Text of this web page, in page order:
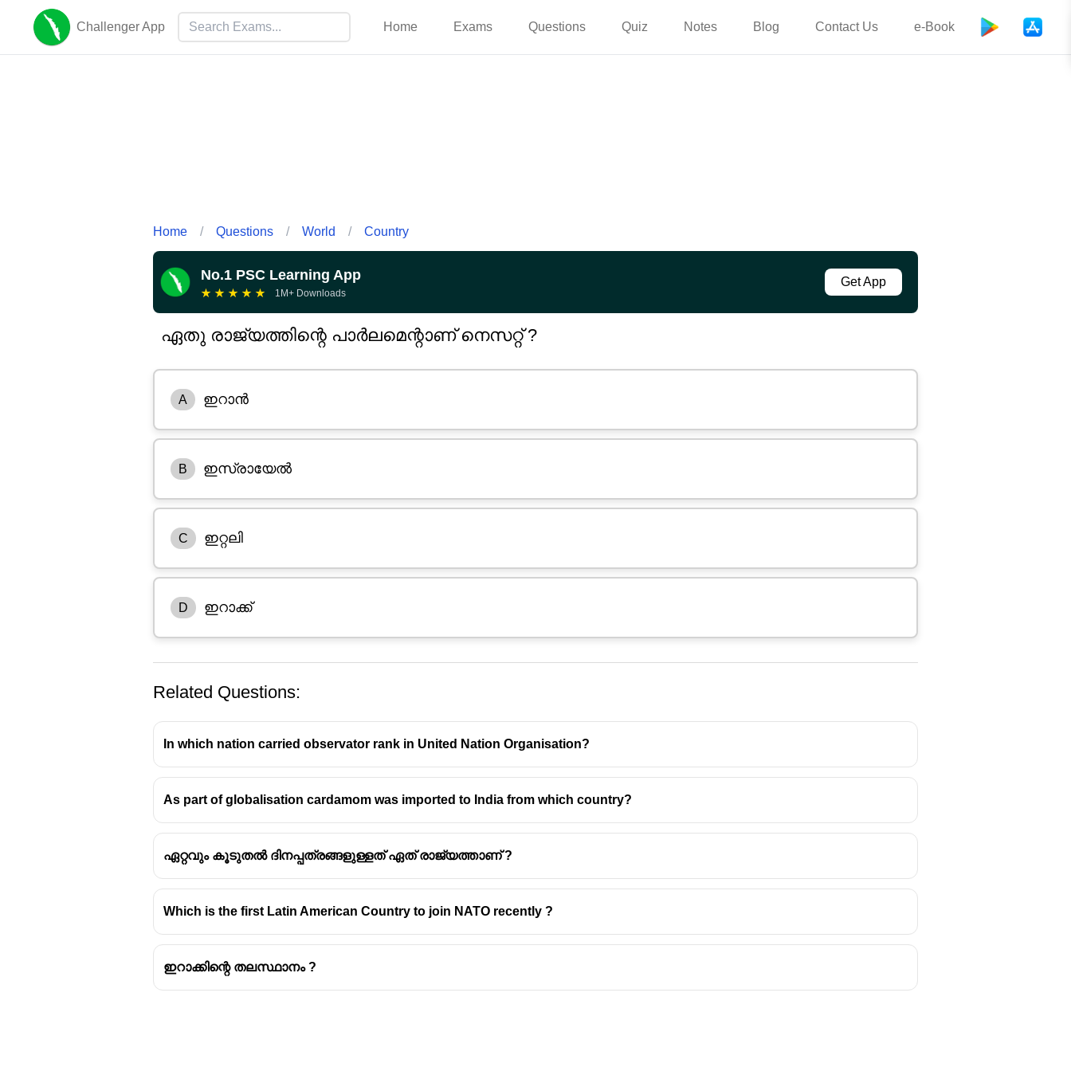
Challenger App Home Exams Questions Quiz Notes Blog Contact Us e-Book
Home / Questions / World / Country
No.1 PSC Learning App
★ ★ ★ ★ ★ 1M+ Downloads
Get App
ഏതു രാജ്യത്തിന്റെ പാർലമെന്റാണ് നെസറ്റ് ?
A ഇറാൻ
B ഇസ്രായേൽ
C ഇറ്റലി
D ഇറാക്ക്
Related Questions:
In which nation carried observator rank in United Nation Organisation?
As part of globalisation cardamom was imported to India from which country?
ഏറ്റവും കൂടുതൽ ദിനപ്പത്രങ്ങളുള്ളത് ഏത് രാജ്യത്താണ് ?
Which is the first Latin American Country to join NATO recently ?
ഇറാക്കിന്റെ തലസ്ഥാനം ?